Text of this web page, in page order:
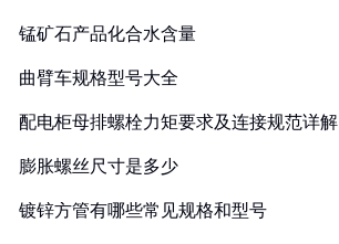
锰矿石产品化合水含量
曲臂车规格型号大全
配电柜母排螺栓力矩要求及连接规范详解
膨胀螺丝尺寸是多少
镀锌方管有哪些常见规格和型号